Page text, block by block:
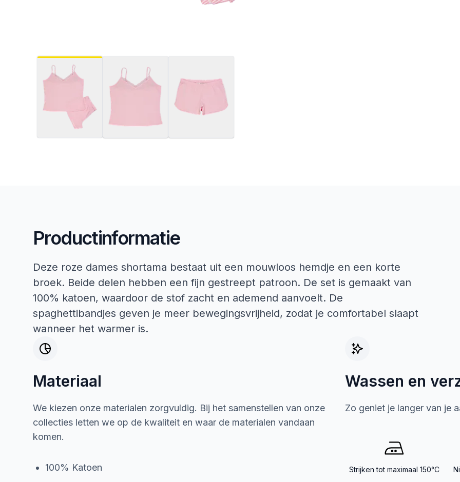
Productinformatie
Deze roze dames shortama bestaat uit een mouwloos hemdje en een korte
broek. Beide delen hebben een fijn gestreept patroon. De set is gemaakt van
100% katoen, waardoor de stof zacht en ademend aanvoelt. De
spaghettibandjes geven je meer bewegingsvrijheid, zodat je comfortabel slaapt
wanneer het warmer is.
Materiaal
We kiezen onze materialen zorgvuldig. Bij het samenstellen van onze
collecties letten we op de kwaliteit en waar de materialen vandaan
komen.
100% Katoen
Wassen en
Zo geniet je langer van je
Strijken tot maximaal 150°C